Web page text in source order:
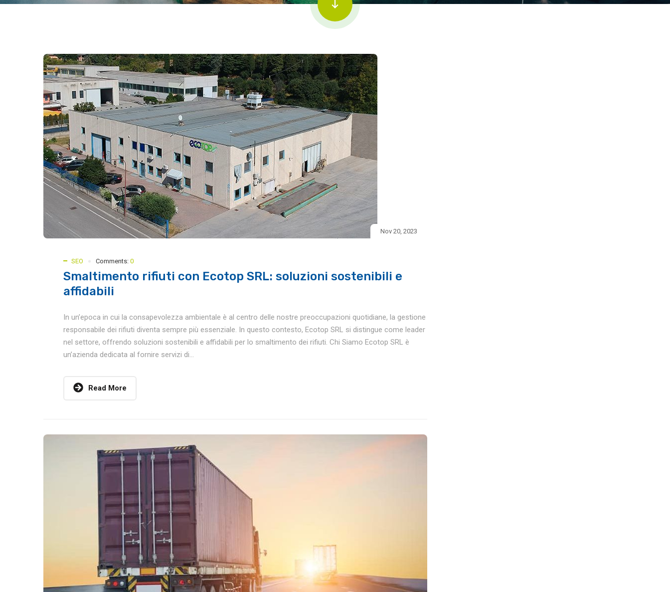
Nov 20, 2023
SEO Comments: 0
Smaltimento rifiuti con Ecotop SRL: soluzioni sostenibili e
affidabili
In un’epoca in cui la consapevolezza ambientale è al centro delle nostre preoccupazioni quotidiane, la gestione
responsabile dei rifiuti diventa sempre più essenziale. In questo contesto, Ecotop SRL si distingue come leader
nel settore, offrendo soluzioni sostenibili e affidabili per lo smaltimento dei rifiuti. Chi Siamo Ecotop SRL è
un’azienda dedicata al fornire servizi di...
Read More